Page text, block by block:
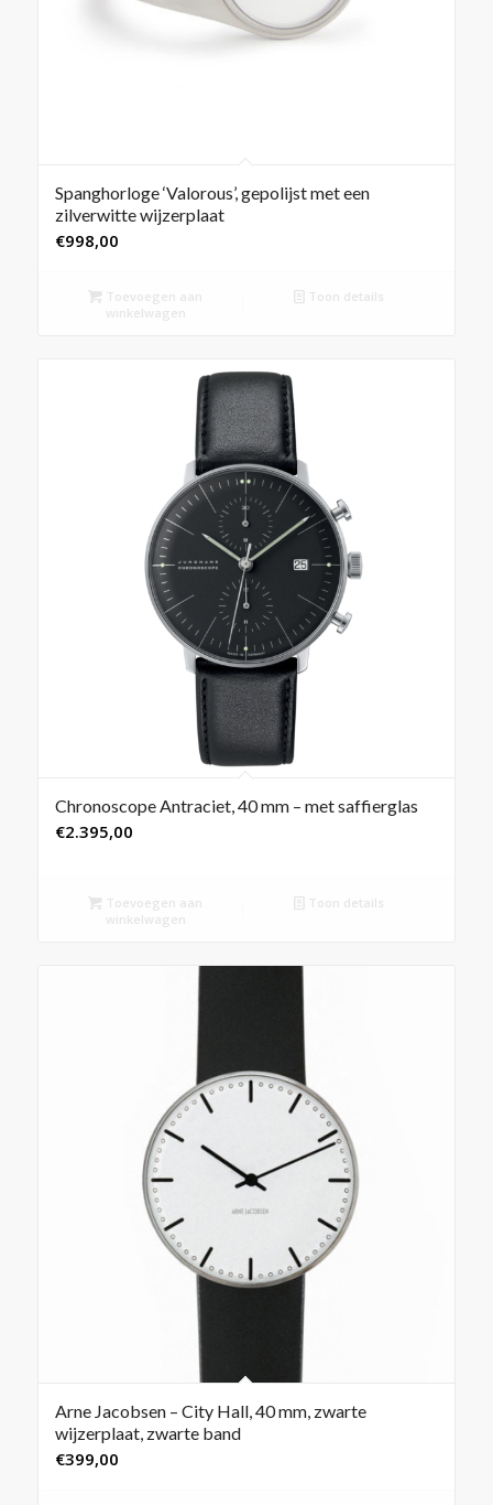
Spanghorloge ‘Valorous’, gepolijst met een
zilverwitte wijzerplaat
€998,00
Toevoegen aan
winkelwagen
Toon details
Chronoscope Antraciet, 40 mm – met saffierglas
€2.395,00
Toevoegen aan
winkelwagen
Toon details
Arne Jacobsen – City Hall, 40 mm, zwarte
wijzerplaat, zwarte band
€399,00